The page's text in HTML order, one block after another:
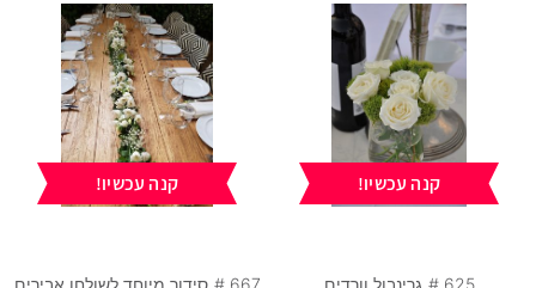
625 # גרינבול וורדים
קנה עכשיו!
667 # סידור מיוחד לשולחן אבירים
קנה עכשיו!